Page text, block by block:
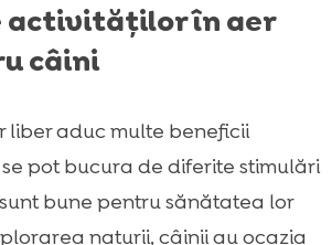
activităților în aer
câini
liber aduc multe beneficii
se pot bucura de diferite stimulări
bune pentru sănătatea lor
naturii, câinii au ocazia